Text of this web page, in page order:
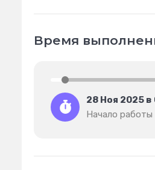
Время
28 Ноя 2025 в
Начало работы